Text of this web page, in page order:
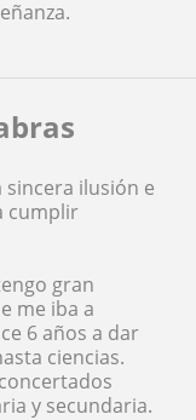
ilusión e
cumplir
gran
me iba a
6 años a dar
ciencias.
y secundaria.